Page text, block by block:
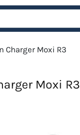
Charger Moxi R3
Moxi R3